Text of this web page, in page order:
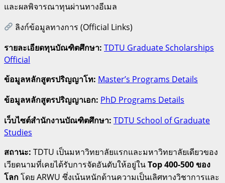
และผลพิจารณาทุนผ่านทางอีเมล
ลิงก์ข้อมูลทางการ (Official Links)
รายละเอียดทุนบัณฑิตศึกษา: TDTU Graduate Scholarships
Official
ข้อมูลหลักสูตรปริญญาโท: Master’s Programs Details
ข้อมูลหลักสูตรปริญญาเอก: PhD Programs Details
เว็บไซต์สำนักงานบัณฑิตศึกษา: TDTU School of Graduate
Studies
สถานะ: TDTU เป็นมหาวิทยาลัยแรกและมหาวิทยาลัยเดียวของ
เวียดนามที่เคยได้รับการจัดอันดับให้อยู่ในTop 400-500 ของ
โลกโดย ARWU ซึ่งเน้นหนักด้านความเป็นเลิศทางวิชาการและ